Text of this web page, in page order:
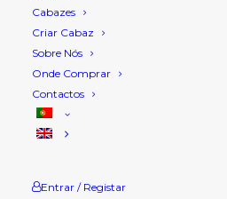
Cabazes
Criar Cabaz
Sobre Nós
Onde Comprar
Contactos
Entrar / Registar